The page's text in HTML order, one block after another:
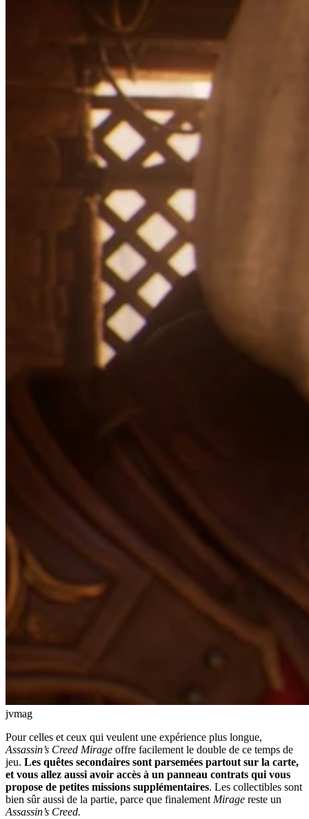
jvmag
Pour celles et ceux qui veulent une expérience plus longue,
Assassin’s Creed Mirage offre facilement le double de ce temps de
jeu. Les quêtes secondaires sont parsemées partout sur la carte,
et vous allez aussi avoir accès à un panneau contrats qui vous
propose de petites missions supplémentaires. Les collectibles sont
bien sûr aussi de la partie, parce que finalement Mirage reste un
Assassin’s Creed.